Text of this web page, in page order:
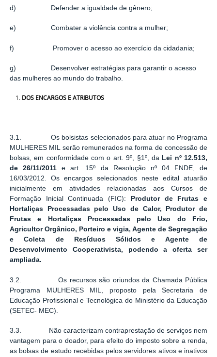
d) Defender a igualdade de gênero;
e) Combater a violência contra a mulher;
f) Promover o acesso ao exercício da cidadania;
g) Desenvolver estratégias para garantir o acesso
das mulheres ao mundo do trabalho.
DOS ENCARGOS E ATRIBUTOS
3.1. Os bolsistas selecionados para atuar no Programa
MULHERES MIL serão remunerados na forma de concessão de
bolsas, em conformidade com o art. 9º, §1º, da Lei nº 12.513,
de 26/11/2011e art. 15º da Resolução nº 04 FNDE, de
16/03/2012. Os encargos selecionados neste edital atuarão
inicialmente em atividades relacionadas aos Cursos de
Formação Inicial Continuada (FIC):
Produtor de Frutas e
Hortaliças Processadas pelo Uso de Calor, Produtor de
Frutas e Hortaliças Processadas pelo Uso do Frio,
Agricultor Orgânico, Porteiro e vigia, Agente de Segregação
e Coleta de Resíduos Sólidos e Agente de
Desenvolvimento Cooperativista, podendo a oferta ser
ampliada.
3.2. Os recursos são oriundos da Chamada Pública
Programa MULHERES MIL, proposto pela Secretaria de
Educação Profissional e Tecnológica do Ministério da Educação
(SETEC- MEC).
3.3. Não caracterizam contraprestação de serviços nem
vantagem para o doador, para efeito do imposto sobre a renda,
as bolsas de estudo recebidas pelos servidores ativos e inativos